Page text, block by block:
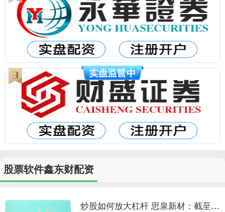
股票软件鑫东财配资
炒股如何放大杠杆 思泉新材：截至2026年7月20日公司股东户数为22037户